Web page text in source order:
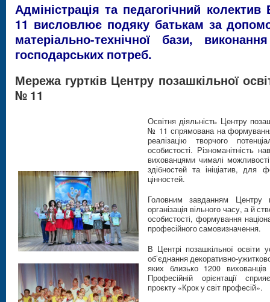
Адміністрація та педагогічний
11 висловлює подяку батькам за
матеріально-технічної бази,
господарських потреб.
Мережа гуртків Центру позашкільної
№ 11
Освітня діяльність Центру
№ 11 спрямована на формування
реалізацію творчого
особистості. Різноманітність
вихованцями чималі
здібностей та ініціатив, для
цінностей.
Головним завданням Центру
організація вільного часу, а й
особистості, формування
професійного самовизначення.
В Центрі позашкільної освіти
об’єднання декоративно-
яких близько 1200
Професійній орієнтації
проєкту «Крок у світ професій».